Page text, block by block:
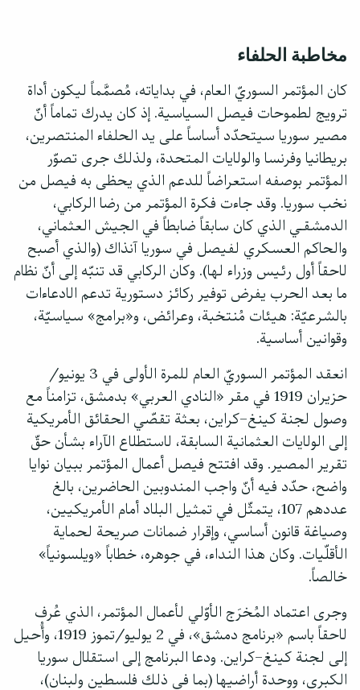
مخاطبة الحلفاء
كان المؤتمر السوريّ العام، في بداياته، مُصمَّماً ليكون أداة
ترويج لطموحات فيصل السياسية. إذ كان يدرك تماماً أنّ
مصير سوريا سيتحدّد أساساً على يد الحلفاء المنتصرين،
بريطانيا وفرنسا والولايات المتحدة، ولذلك جرى تصوّر
المؤتمر بوصفه استعراضاً للدعم الذي يحظى به فيصل من
نخب سوريا. وقد جاءت فكرة المؤتمر من رضا الركابي،
الدمشقـي الذي كان سابقاً ضابطاً في الجيش العثماني،
والحاكم العسكري لفيصل في سوريا آنذاك (والذي أصبح
لاحقاً أول رئيس وزراء لها). وكان الركابي قد تنبّه إلى أنّ نظام
ما بعد الحرب يفرض توفير ركائز دستورية تدعم الادعاءات
بالشرعيّة: هيئات مُنتخبة، وعرائض، و«برامج» سياسيّة،
وقوانين أساسية.
انعقد المؤتمر السوريّ العام للمرة الأولى في 3 يونيو/
حزيران 1919 في مقر «النادي العربي» بدمشق، تزامناً مع
وصول لجنة كينغ–كراين، بعثة تقصّي الحقائق الأمريكية
إلى الولايات العثمانية السابقة، لاستطلاع الآراء بشأن حقّ
تقرير المصير. وقد افتتح فيصل أعمال المؤتمر ببيان نوايا
واضح، حدّد فيه أنّ واجب المندوبين الحاضرين، بالغ
عددهم 107، يتمثّل في تمثيل البلاد أمام الأمريكيين،
وصياغة قانون أساسي، وإقرار ضمانات صريحة لحماية
الأقلّيات. وكان هذا النداء، في جوهره، خطاباً «ويلسونياً»
خالصاً.
وجرى اعتماد المُخرَج الأوّلي لأعمال المؤتمر، الذي عُرف
لاحقاً باسم «برنامج دمشق»، في 2 يوليو/تموز 1919، وأُحيل
إلى لجنة كينغ–كراين. ودعا البرنامج إلى استقلال سوريا
الكبرى، ووحدة أراضيها (بما في ذلك فلسطين ولبنان)،